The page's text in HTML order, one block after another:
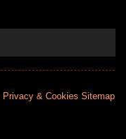
Privacy & Cookies Sitemap